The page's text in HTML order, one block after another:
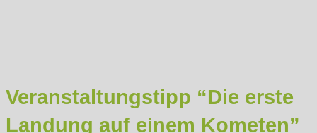
Veranstaltungstipp “Die erste
Landung auf einem Kometen”